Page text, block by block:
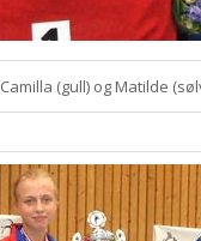
Camilla (gull) og Matilde